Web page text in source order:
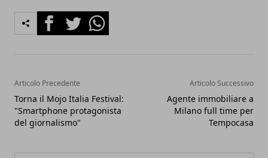
FacebookTwitterWhatsapp
Articolo Precedente
Torna il Mojo Italia Festival:
"Smartphone protagonista
del giornalismo"
Articolo Successivo
Agente immobiliare a
Milano full time per
Tempocasa